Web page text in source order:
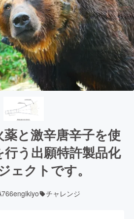
と激辛唐辛子を使
う出願特許製品化
ェクトです。
チャレンジ